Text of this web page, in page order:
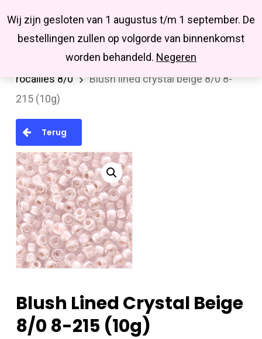
Wij zijn gesloten van 1 augustus t/m 1 september. De
bestellingen zullen op volgorde van binnenkomst
worden behandeld. Negeren
main
Missbluesieraden
searchaccount
MIYUKI en TOHO rocailles
Miyuki
rocailles 8/0
Blush lined crystal beige 8/0 8-
215 (10g)
Terug
Blush Lined Crystal Beige
8/0 8-215 (10g)
Close